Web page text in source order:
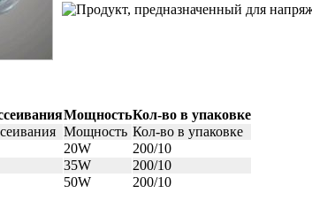
МощностьКол-во в упаковке
Мощность Кол-во в упаковке
20W
200/10
35W
200/10
50W 200/10